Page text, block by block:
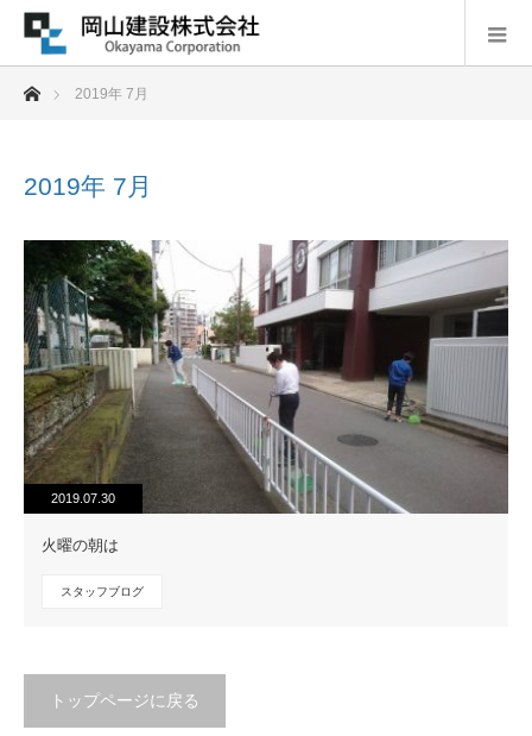
ホーム2019年 7月
2019年 7月
2019.07.30
火曜の朝は
スタッフブログ
トップページに戻る